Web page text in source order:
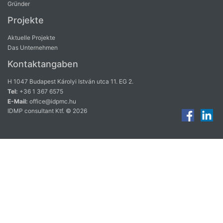
Gründer
Projekte
Aktuelle Projekte
Das Unternehmen
Kontaktangaben
H 1047 Budapest Károlyi István utca 11. EG 2.
Tel: +36 1 367 6575
E-Mail: office@idpmc.hu
IDMP consultant Ktf. © 2026